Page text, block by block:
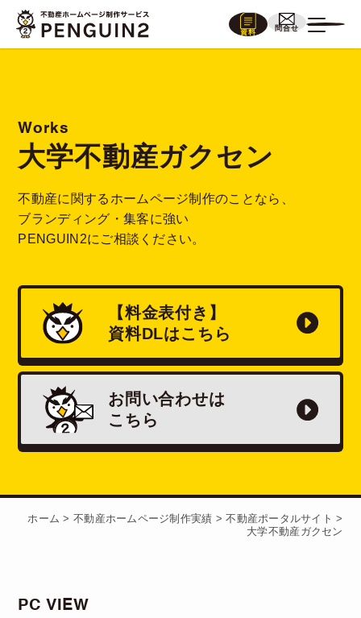
資料
問合せ
Works
大学不動産ガクセン
不動産に関するホームページ制作のことなら、
ブランディング・集客に強い
PENGUIN2にご相談ください。
【料金表付き】
資料DLはこちら
お問い合わせは
こちら
ホーム >不動産ホームページ制作実績 >不動産ポータルサイト >
大学不動産ガクセン
PC VIEW